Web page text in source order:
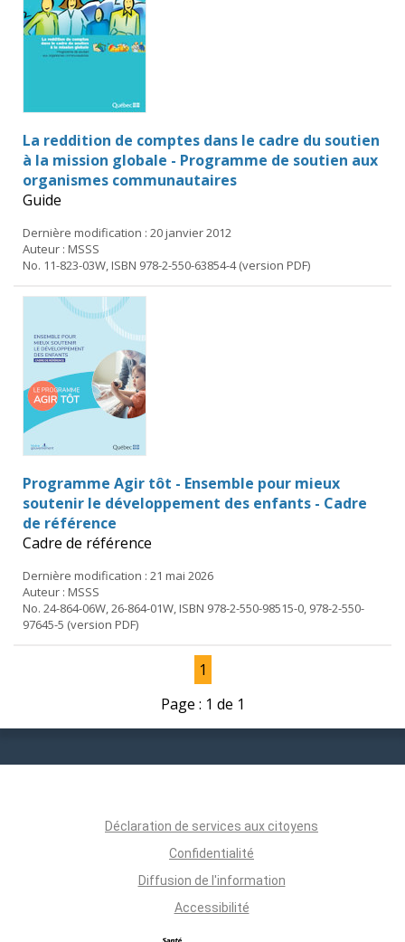
La reddition de comptes dans le cadre du soutien
à la mission globale - Programme de soutien aux
organismes communautaires
Guide
Dernière modification : 20 janvier 2012
Auteur : MSSS
No. 11-823-03W, ISBN 978-2-550-63854-4 (version PDF)
Programme Agir tôt - Ensemble pour mieux
soutenir le développement des enfants - Cadre
de référence
Cadre de référence
Dernière modification : 21 mai 2026
Auteur : MSSS
No. 24-864-06W, 26-864-01W, ISBN 978-2-550-98515-0, 978-2-550-
97645-5 (version PDF)
1
Page : 1 de 1
Déclaration de services aux citoyens
Confidentialité
Diffusion de l'information
Accessibilité